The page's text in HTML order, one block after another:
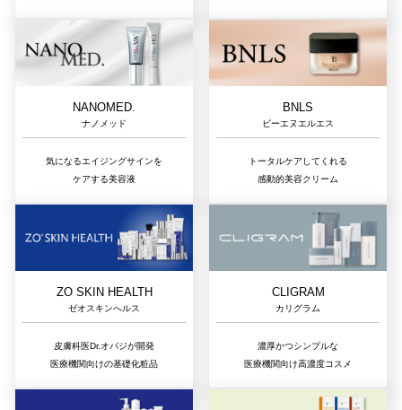
NANOMED.
ナノメッド
気になるエイジングサインを
ケアする美容液
BNLS
ビーエヌエルエス
トータルケアしてくれる
感動的美容クリーム
ZO SKIN HEALTH
ゼオスキンへルス
皮膚科医Dr.オバジが開発
医療機関向けの基礎化粧品
CLIGRAM
カリグラム
濃厚かつシンプルな
医療機関向け高濃度コスメ